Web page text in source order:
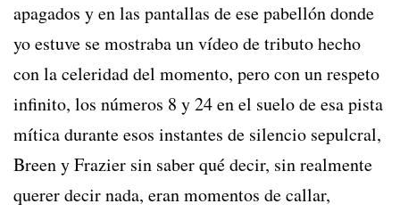
apagados y en las pantallas de ese pabellón donde
yo estuve se mostraba un vídeo de tributo hecho
con la celeridad del momento, pero con un respeto
infinito, los números 8 y 24 en el suelo de esa pista
mítica durante esos instantes de silencio sepulcral,
Breen y Frazier sin saber qué decir, sin realmente
querer decir nada, eran momentos de callar,